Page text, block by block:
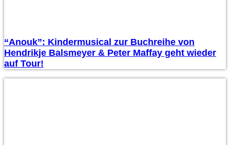
“Anouk”: Kindermusical zur Buchreihe von
Hendrikje Balsmeyer & Peter Maffay geht wieder
auf Tour!